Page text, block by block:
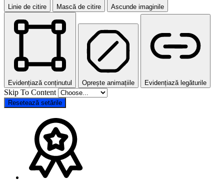
Linie de citire Mască de citire Ascunde imaginile
Evidențiază conținutul Oprește animațiile Evidențiază legăturile
Skip To Content
Resetează setările